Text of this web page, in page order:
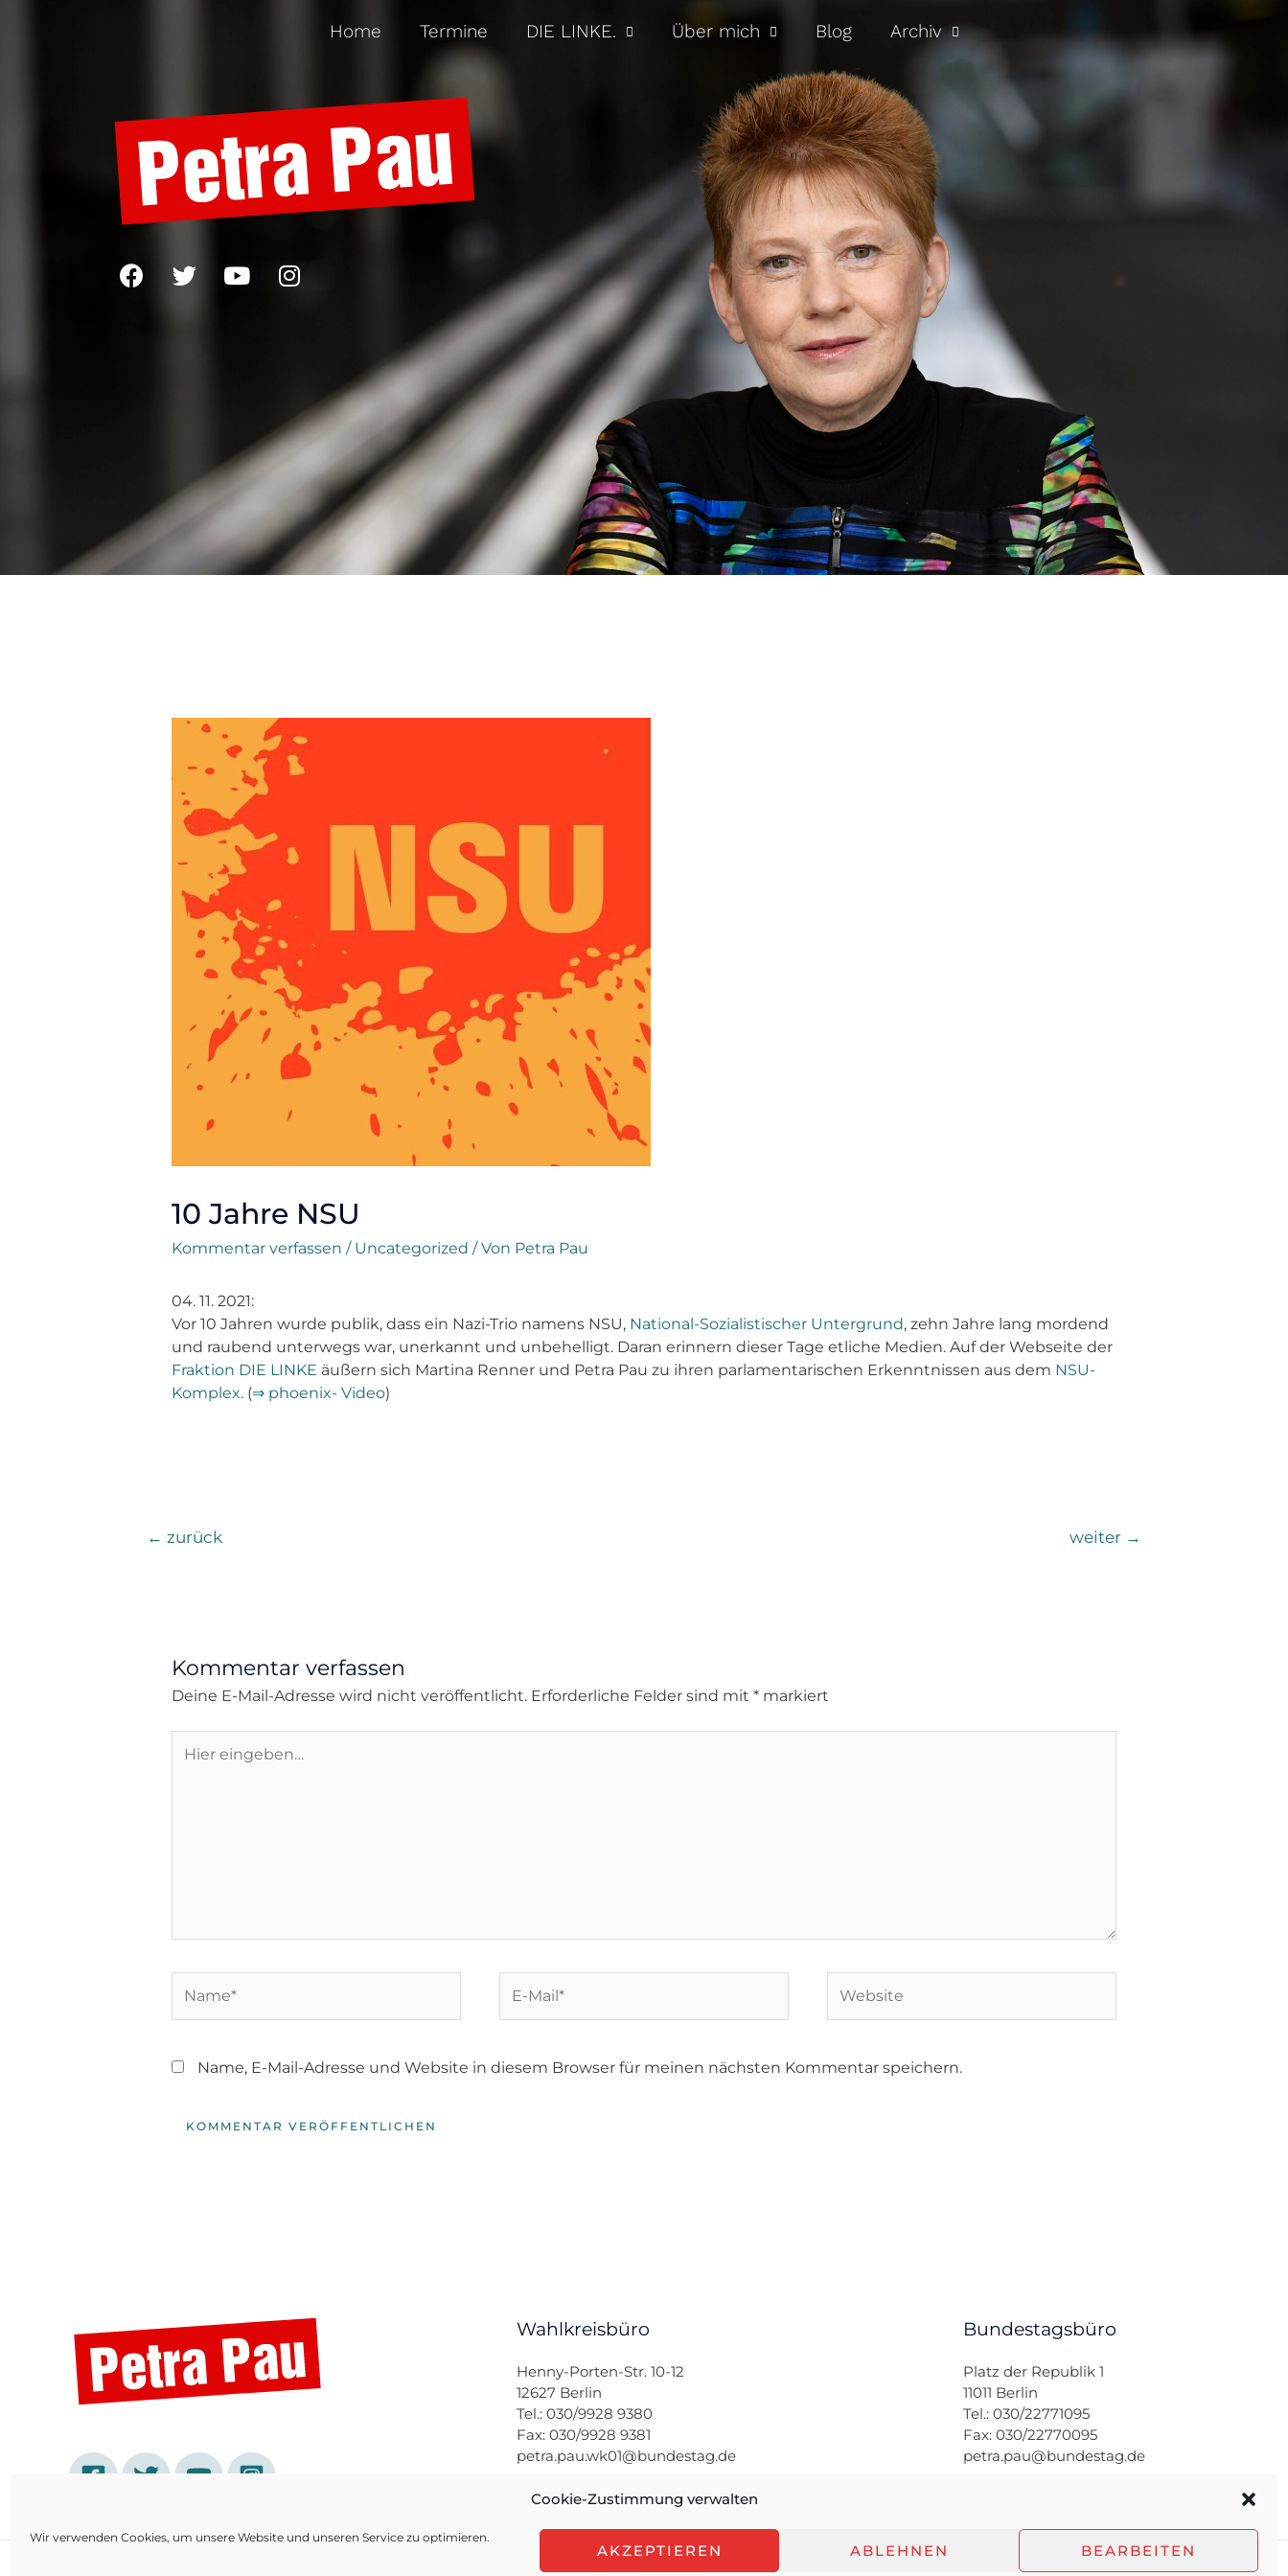
Cookie-Zustimmung verwalten
Wir verwenden Cookies, um unsere Website und unseren Service zu optimieren.
AKZEPTIEREN ABLEHNEN BEARBEITEN
Home Termine DIE LINKE. Über mich Blog Archiv
10 Jahre NSU
Kommentar verfassen / Uncategorized / Von Petra Pau
04. 11. 2021:
Vor 10 Jahren wurde publik, dass ein Nazi-Trio namens NSU, National-Sozialistischer Untergrund, zehn Jahre lang mordend
und raubend unterwegs war, unerkannt und unbehelligt. Daran erinnern dieser Tage etliche Medien. Auf der Webseite der
Fraktion DIE LINKE äußern sich Martina Renner und Petra Pau zu ihren parlamentarischen Erkenntnissen aus dem NSU-
Komplex. (⇒ phoenix- Video)
← zurück weiter →
Kommentar verfassen
Deine E-Mail-Adresse wird nicht veröffentlicht. Erforderliche Felder sind mit *markiert
Name, E-Mail-Adresse und Website in diesem Browser für meinen nächsten Kommentar speichern.
Wahlkreisbüro
Henny-Porten-Str. 10-12
12627 Berlin
Tel.: 030/9928 9380
Fax: 030/9928 9381
petra.pau.wk01@bundestag.de
Bundestagsbüro
Platz der Republik 1
11011 Berlin
Tel.: 030/22771095
Fax: 030/22770095
petra.pau@bundestag.de